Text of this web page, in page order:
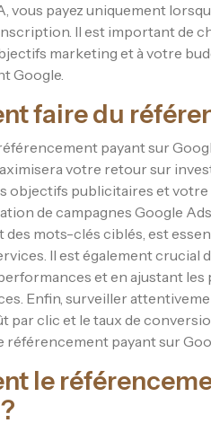
vous payez uniquement
Il est important de
marketing et à votre
Google.
faire du
payant sur
votre retour sur
objectifs publicitaires et
de campagnes Google
mots-clés ciblés, est
Il est également crucial
et en ajustant
Enfin, surveiller
par clic et le taux de
référencement payant sur
le